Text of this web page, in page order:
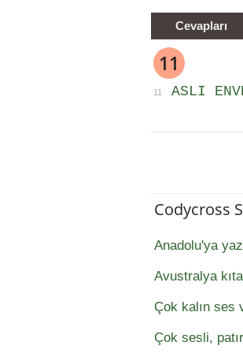
Cevapları
11
11 ASLI
Codycross
Anadolu'ya
Avustralya
Çok kalın ses
Çok sesli,